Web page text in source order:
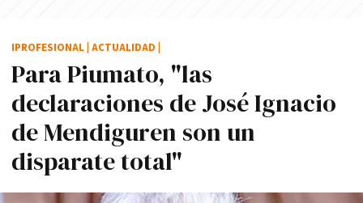
Para Piumato, "las
declaraciones de José Ignacio
de Mendiguren son un
disparate total"
IPROFESIONAL ACTUALIDAD